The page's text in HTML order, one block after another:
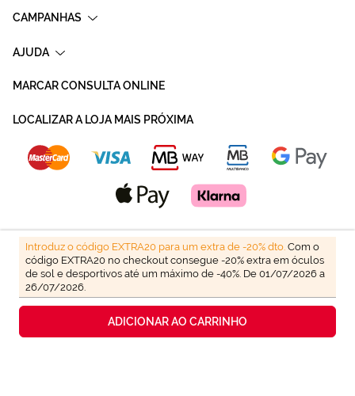
ADICIONAR AO CARRINHO
Introduz o código EXTRA20 para um extra de -20% dto. Com o
código EXTRA20 no checkout consegue -20% extra em óculos
de sol e desportivos até um máximo de -40%. De 01/07/2026 a
26/07/2026.
CAMPANHAS
AJUDA
MARCAR CONSULTA ONLINE
LOCALIZAR A LOJA MAIS PRÓXIMA
Legal
Política de
Privacidade
Política de
Cookies
Condicoes Gerais
de Venda
Sitemap